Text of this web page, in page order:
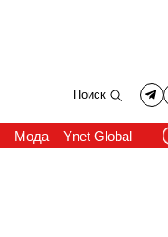
Поиск
Мода Ynet Global